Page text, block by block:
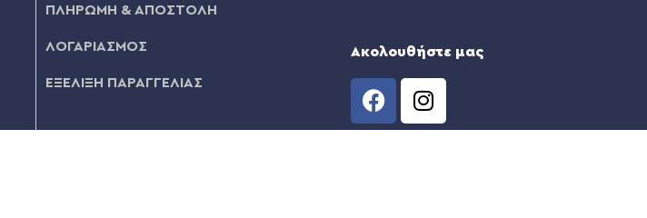
ΠΛΗΡΩΜΗ & ΑΠΟΣΤΟΛΗ
ΛΟΓΑΡΙΑΣΜΟΣ
ΕΞΕΛΙΞΗ ΠΑΡΑΓΓΕΛΙΑΣ
Ακολουθήστε μας